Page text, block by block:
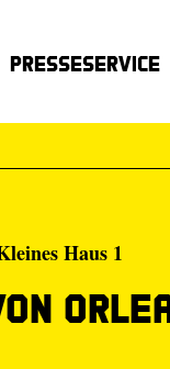
Presseservice
Haus 1